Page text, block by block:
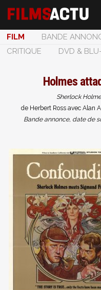
FILM BANDE
CRITIQUE
DVD &
Holmes
Sherlock
de Herbert Ross avec Alan
Bande annonce, date de